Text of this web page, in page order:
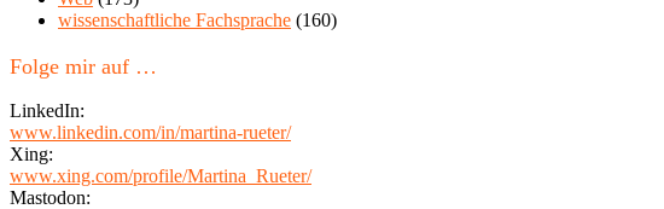
wissenschaftliche Fachsprache (160)
Folge mir auf …
LinkedIn:
www.linkedin.com/in/martina-rueter/
Xing:
www.xing.com/profile/Martina_Rueter/
Mastodon: